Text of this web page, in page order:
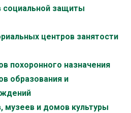
социальной защиты
центров занятости
похоронного назначения
образования и
музеев и домов культуры